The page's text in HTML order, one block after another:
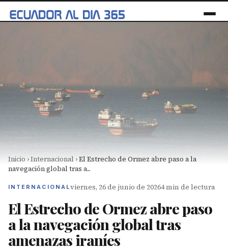
Inicio ›Internacional ›El Estrecho de Ormez abre paso a la
navegación global tras a...
INTERNACIONALviernes, 26 de junio de 20264 min de lectura
El Estrecho de Ormez abre paso
a la navegación global tras
amenazas iraníes